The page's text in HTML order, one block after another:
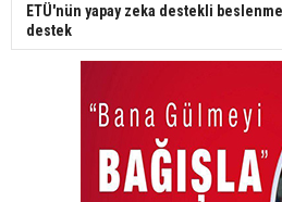
ETÜ'nün yapay zeka destekli
destek